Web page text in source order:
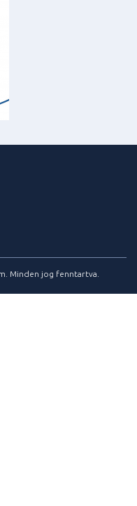
Minden jog fenntartva.